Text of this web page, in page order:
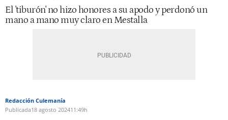
El 'tiburón' no hizo honores a su apodo y perdonó un
mano a mano muy claro en Mestalla
Redacción Culemanía
Publicada18 agosto 202411:49h